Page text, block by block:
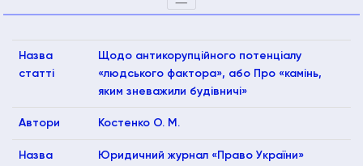
Назва
статті
Щодо антикорупційного потенціалу
«людського фактора», або Про «камінь,
яким зневажили будівничі»
Автори Костенко О. М.
Назва
Юридичний журнал «Право України»